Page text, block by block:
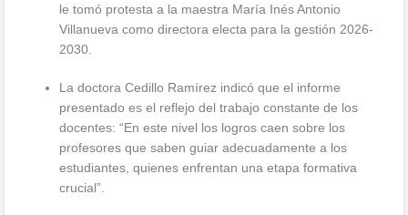
le tomó protesta a la maestra María Inés Antonio
Villanueva como directora electa para la gestión 2026-
2030.
La doctora Cedillo Ramírez indicó que el informe
presentado es el reflejo del trabajo constante de los
docentes: “En este nivel los logros caen sobre los
profesores que saben guiar adecuadamente a los
estudiantes, quienes enfrentan una etapa formativa
crucial”.